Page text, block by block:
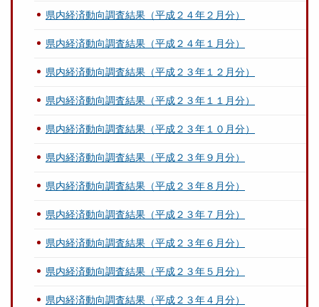
県内経済動向調査結果（平成２４年２月分）
県内経済動向調査結果（平成２４年１月分）
県内経済動向調査結果（平成２３年１２月分）
県内経済動向調査結果（平成２３年１１月分）
県内経済動向調査結果（平成２３年１０月分）
県内経済動向調査結果（平成２３年９月分）
県内経済動向調査結果（平成２３年８月分）
県内経済動向調査結果（平成２３年７月分）
県内経済動向調査結果（平成２３年６月分）
県内経済動向調査結果（平成２３年５月分）
県内経済動向調査結果（平成２３年４月分）